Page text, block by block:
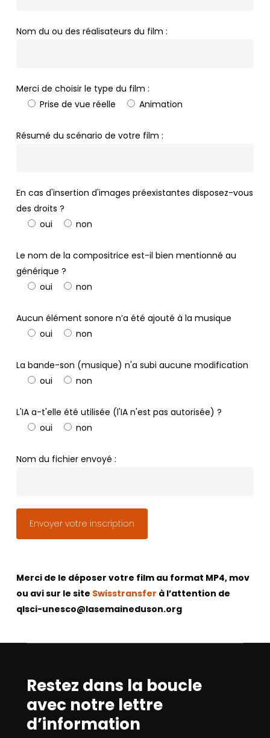
Nom du ou des réalisateurs du film :
Merci de choisir le type du film :
Prise de vue réelle
Animation
Résumé du scénario de votre film :
En cas d'insertion d'images préexistantes disposez-vous
des droits ?
oui
non
Le nom de la compositrice est-il bien mentionné au
générique ?
oui
non
Aucun élément sonore n’a été ajouté à la musique
oui
non
La bande-son (musique) n'a subi aucune modification
oui
non
L'IA a-t'elle été utilisée (l'IA n'est pas autorisée) ?
oui
non
Nom du fichier envoyé :
Merci de le déposer votre film au format MP4, mov
ou avi sur le site Swisstransfer à l’attention de
qlsci-unesco@lasemaineduson.org
Restez dans la boucle
avec notre lettre
d’information